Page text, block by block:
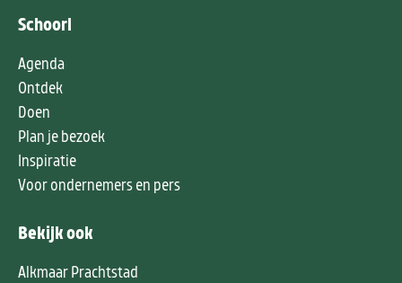
Schoorl
Agenda
Ontdek
Doen
Plan je bezoek
Inspiratie
Voor ondernemers en pers
Bekijk ook
Alkmaar Prachtstad